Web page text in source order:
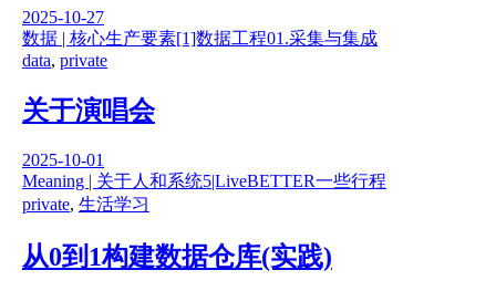
2025-10-27
数据 | 核心生产要素[1]数据工程01.采集与集成
data, private
关于演唱会
2025-10-01
Meaning | 关于人和系统5|LiveBETTER一些行程
private, 生活学习
从0到1构建数据仓库(实践)